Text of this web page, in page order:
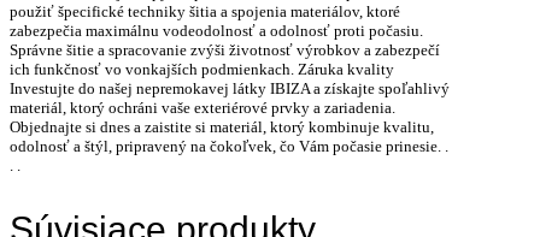
použiť špecifické techniky šitia a spojenia materiálov, ktoré
zabezpečia maximálnu vodeodolnosť a odolnosť proti počasiu.
Správne šitie a spracovanie zvýši životnosť výrobkov a zabezpečí
ich funkčnosť vo vonkajších podmienkach. Záruka kvality
Investujte do našej nepremokavej látky IBIZA a získajte spoľahlivý
materiál, ktorý ochráni vaše exteriérové prvky a zariadenia.
Objednajte si dnes a zaistite si materiál, ktorý kombinuje kvalitu,
odolnosť a štýl, pripravený na čokoľvek, čo Vám počasie prinesie. .
. .
Súvisiace produkty